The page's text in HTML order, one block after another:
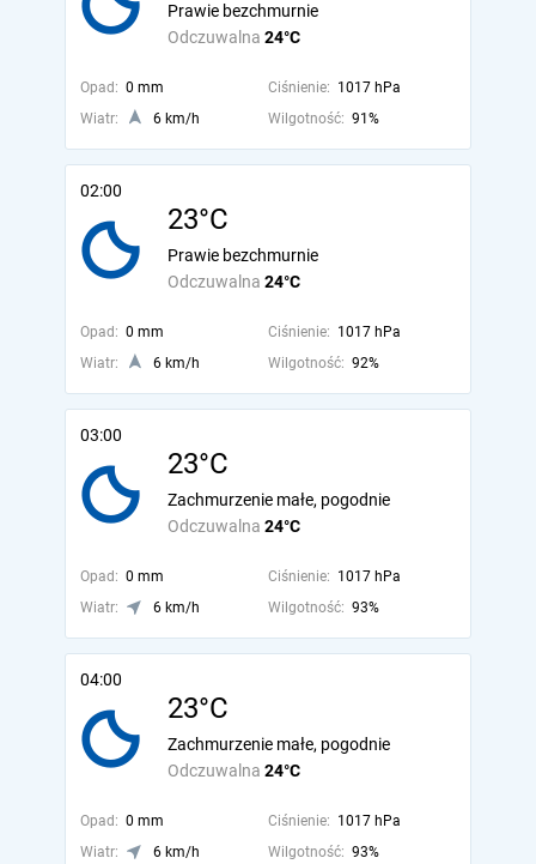
Odczuwalna 24°C
Prawie bezchmurnie
Opad: 0 mm Ciśnienie: 1017 hPa
Wiatr:
6 km/h Wilgotność: 91%
02:00
23°C
Odczuwalna 24°C
Prawie bezchmurnie
Opad: 0 mm Ciśnienie: 1017 hPa
Wiatr:
6 km/h Wilgotność: 92%
03:00
23°C
Odczuwalna 24°C
Zachmurzenie małe, pogodnie
Opad: 0 mm Ciśnienie: 1017 hPa
Wiatr:
6 km/h Wilgotność: 93%
04:00
23°C
Odczuwalna 24°C
Zachmurzenie małe, pogodnie
Opad: 0 mm Ciśnienie: 1017 hPa
Wiatr:
6 km/h Wilgotność: 93%